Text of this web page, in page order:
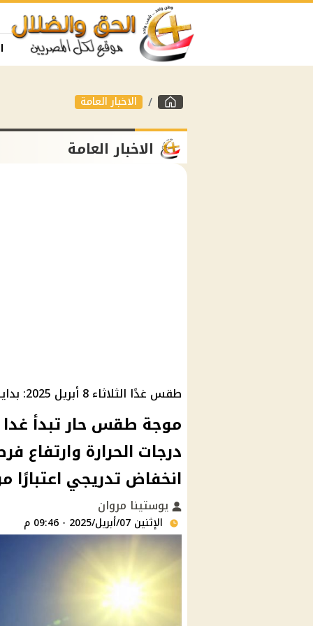
الاخبار العامة
الاخبار العامة
طقس غدًا الثلاثاء 8 أبريل 2025: بداية موجة حارة
درجات الحرارة وارتفاع
انخفاض تدريجي اعتبارًا
يوستينا مروان
الإثنين 07/أبريل/2025 - 09:46 م